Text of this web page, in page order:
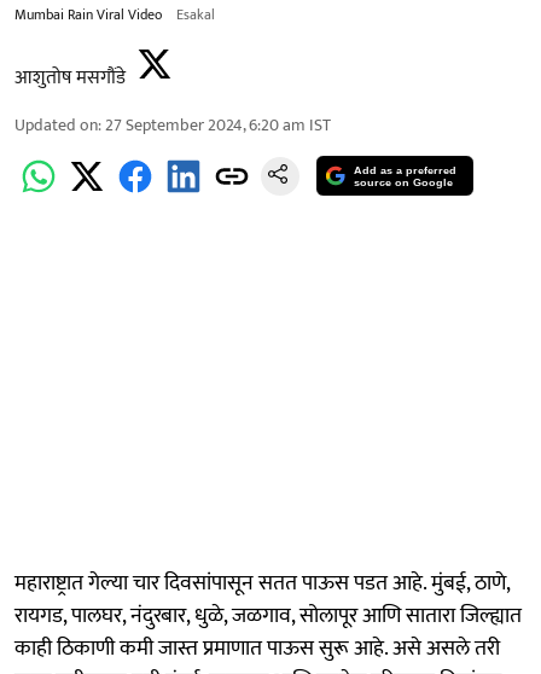
Mumbai Rain Viral Video Esakal
आशुतोष मसगौंडे
Updated on:27 September 2024, 6:20 am IST
Add as a preferred
source on Google
महाराष्ट्रात गेल्या चार दिवसांपासून सतत पाऊस पडत आहे. मुंबई, ठाणे,
रायगड, पालघर, नंदुरबार, धुळे, जळगाव, सोलापूर आणि सातारा जिल्ह्यात
काही ठिकाणी कमी जास्त प्रमाणात पाऊस सुरू आहे. असे असले तरी